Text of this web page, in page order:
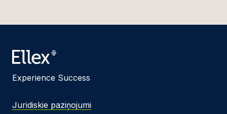
Experience Success
Juridiskie paziņojumi